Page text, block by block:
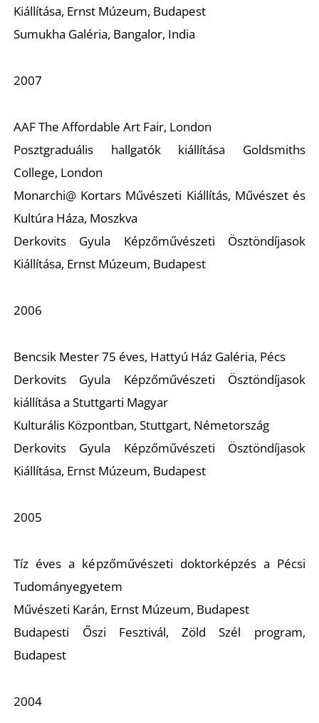
Kiállítása, Ernst Múzeum, Budapest
Sumukha Galéria, Bangalor, India
2007
AAF The Affordable Art Fair, London
Posztgraduális hallgatók kiállítása Goldsmiths
College, London
Monarchi@ Kortars Művészeti Kiállítás, Művészet és
Kultúra Háza, Moszkva
Derkovits Gyula Képzőművészeti Ösztöndíjasok
Kiállítása, Ernst Múzeum, Budapest
2006
Bencsik Mester 75 éves, Hattyú Ház Galéria, Pécs
Derkovits Gyula Képzőművészeti Ösztöndíjasok
kiállítása a Stuttgarti Magyar
Kulturális Központban, Stuttgart, Németország
Derkovits Gyula Képzőművészeti Ösztöndíjasok
Kiállítása, Ernst Múzeum, Budapest
2005
Tíz éves a képzőművészeti doktorképzés a Pécsi
Tudományegyetem
Művészeti Karán, Ernst Múzeum, Budapest
Budapesti Őszi Fesztivál, Zöld Szél program,
Budapest
2004